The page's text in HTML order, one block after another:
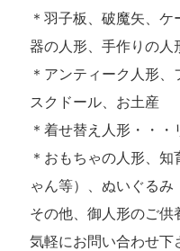
＊羽子板、破魔矢、
器の人形、手作りの人
＊アンティーク人形
スクドール、お土産
＊着せ替え人形・・
＊おもちゃの人形、
ゃん等）、ぬいぐるみ
その他、御人形のご供
気軽にお問い合わせ下